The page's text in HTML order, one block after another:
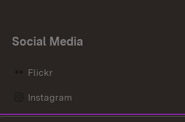
Social Media
Flickr
Instagram